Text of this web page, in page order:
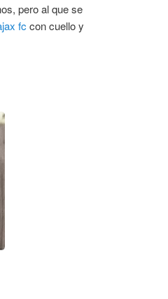
pero al que se
fc con cuello y